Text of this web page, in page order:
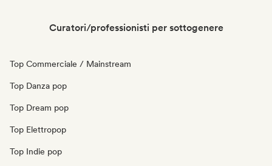
Curatori/professionisti per sottogenere
Top Commerciale / Mainstream
Top Danza pop
Top Dream pop
Top Elettropop
Top Indie pop